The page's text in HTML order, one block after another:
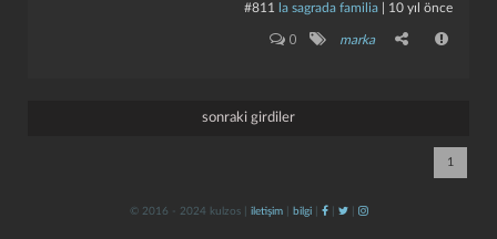
#811 la sagrada familia 10 yıl önce
0 marka
sonraki girdiler
1
© 2016 - 2024 kulzos | iletişim| bilgi| | |